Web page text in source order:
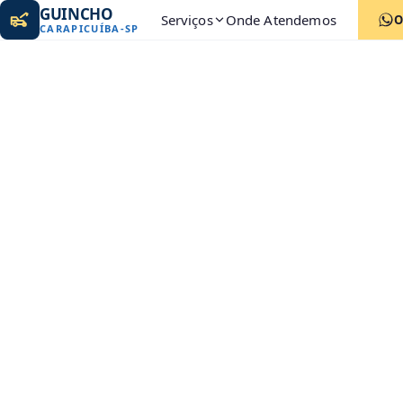
GUINCHO
CARAPICUÍBA-SP Serviços Onde Atendemos